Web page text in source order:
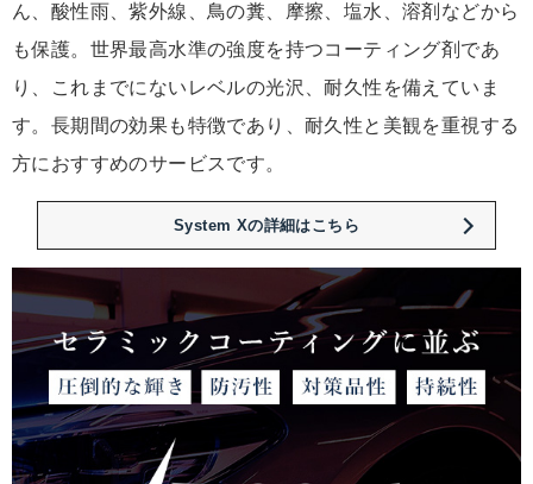
ん、酸性雨、紫外線、鳥の糞、摩擦、塩水、溶剤などから
も保護。世界最高水準の強度を持つコーティング剤であ
り、これまでにないレベルの光沢、耐久性を備えていま
す。長期間の効果も特徴であり、耐久性と美観を重視する
方におすすめのサービスです。
System Xの詳細はこちら